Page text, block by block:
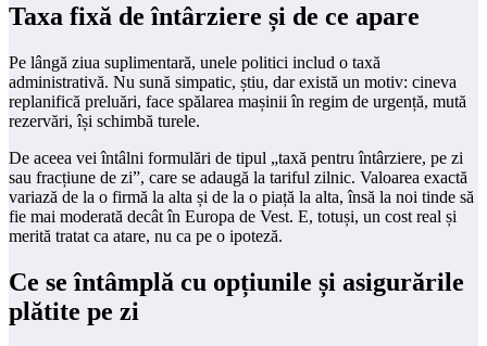
Taxa fixă de întârziere și de ce apare
Pe lângă ziua suplimentară, unele politici includ o taxă
administrativă. Nu sună simpatic, știu, dar există un motiv: cineva
replanifică preluări, face spălarea mașinii în regim de urgență, mută
rezervări, își schimbă turele.
De aceea vei întâlni formulări de tipul „taxă pentru întârziere, pe zi
sau fracțiune de zi”, care se adaugă la tariful zilnic. Valoarea exactă
variază de la o firmă la alta și de la o piață la alta, însă la noi tinde să
fie mai moderată decât în Europa de Vest. E, totuși, un cost real și
merită tratat ca atare, nu ca pe o ipoteză.
Ce se întâmplă cu opțiunile și asigurările
plătite pe zi